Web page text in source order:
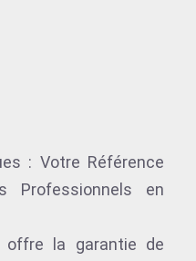
: Votre Référence
Professionnels en
offre la garantie de